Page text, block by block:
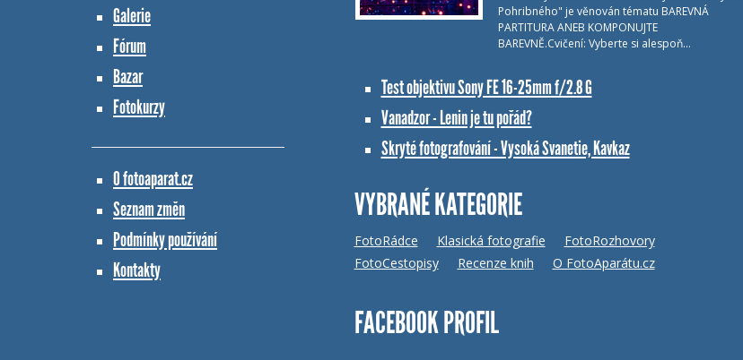
Galerie
Fórum
Bazar
Fotokurzy
O fotoaparat.cz
Seznam změn
Podmínky používání
Kontakty
Pohribného" je věnován tématu BAREVNÁ
PARTITURA ANEB KOMPONUJTE
BAREVNĚ.Cvičení: Vyberte si alespoň…
Test objektivu Sony FE 16-25mm f/2.8 G
Vanadzor - Lenin je tu pořád?
Skryté fotografování - Vysoká Svanetie, Kavkaz
VYBRANÉ KATEGORIE
FotoRádce Klasická fotografie
FotoRozhovory
FotoCestopisy
Recenze knih O FotoAparátu.cz
FACEBOOK PROFIL